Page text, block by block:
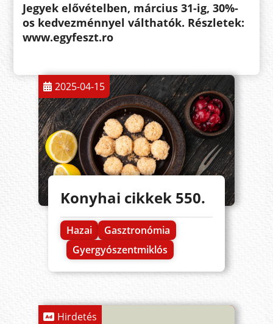
Jegyek elővételben, március 31-ig, 30%-
os kedvezménnyel válthatók. Részletek:
www.egyfeszt.ro
2025-04-15
Konyhai cikkek 550.
Hazai
Gasztronómia
Gyergyószentmiklós
Hirdetés